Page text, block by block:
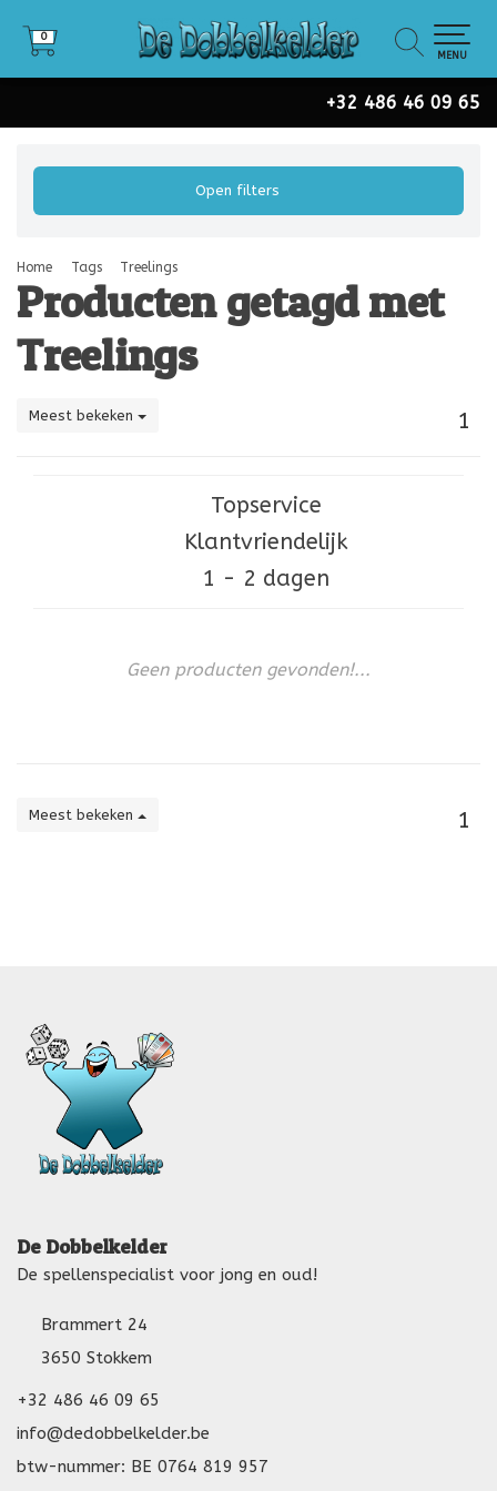
+32 486 46 09 65
0
0
MENU
Open filters
Home Tags Treelings
Producten getagd met
Treelings
Meest bekeken 1
Topservice
Klantvriendelijk
1 - 2 dagen
Geen producten gevonden!...
Meest bekeken 1
De Dobbelkelder
De spellenspecialist voor jong en oud!
Brammert 24
3650 Stokkem
+32 486 46 09 65
info@dedobbelkelder.be
btw-nummer: BE 0764 819 957